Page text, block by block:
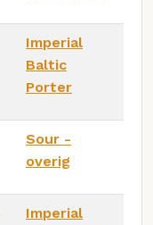
Imperial
Baltic
Porter
Sour -
overig
Imperial